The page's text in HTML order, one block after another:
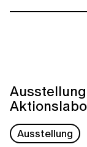
Ausstellung